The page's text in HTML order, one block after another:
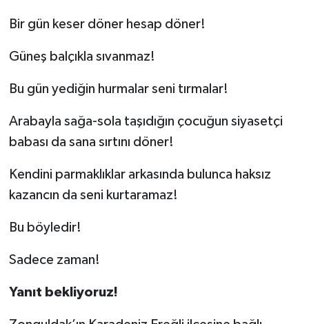
Bir gün keser döner hesap döner!
Güneş balçıkla sıvanmaz!
Bu gün yediğin hurmalar seni tırmalar!
Arabayla sağa-sola taşıdığın çocuğun siyasetçi
babası da sana sırtını döner!
Kendini parmaklıklar arkasında bulunca haksız
kazancın da seni kurtaramaz!
Bu böyledir!
Sadece zaman!
Yanıt bekliyoruz!